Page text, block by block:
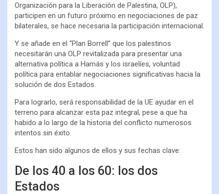
Organización para la Liberación de Palestina, OLP),
participen en un futuro próximo en negociaciones de paz
bilaterales, se hace necesaria la participación internacional.
Y se añade en el “Plan Borrell” que los palestinos
necesitarán una OLP revitalizada para presentar una
alternativa política a Hamás y los israelíes, voluntad
política para entablar negociaciones significativas hacia la
solución de dos Estados.
Para lograrlo, será responsabilidad de la UE ayudar en el
terreno para alcanzar esta paz integral, pese a que ha
habido a lo largo de la historia del conflicto numerosos
intentos sin éxito.
Estos han sido algunos de ellos y sus fechas clave:
De los 40 a los 60: los dos
Estados